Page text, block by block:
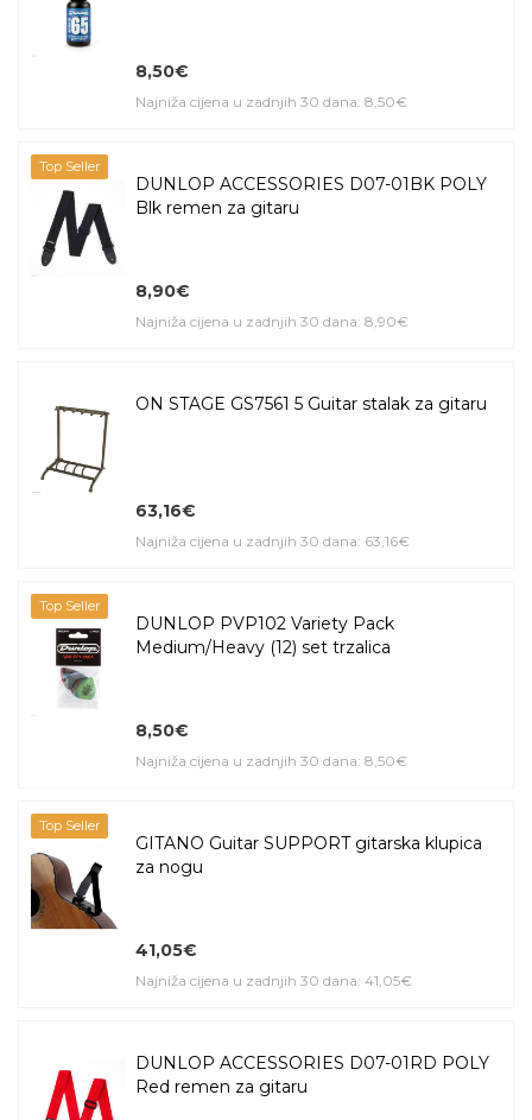
8,50€
Najniža cijena u zadnjih 30 dana: 8,50€
Top Seller
DUNLOP ACCESSORIES D07-01BK POLY
Blk remen za gitaru
8,90€
Najniža cijena u zadnjih 30 dana: 8,90€
ON STAGE GS7561 5 Guitar stalak za gitaru
63,16€
Najniža cijena u zadnjih 30 dana: 63,16€
Top Seller
DUNLOP PVP102 Variety Pack
Medium/Heavy (12) set trzalica
8,50€
Najniža cijena u zadnjih 30 dana: 8,50€
Top Seller
GITANO Guitar SUPPORT gitarska klupica
za nogu
41,05€
Najniža cijena u zadnjih 30 dana: 41,05€
DUNLOP ACCESSORIES D07-01RD POLY
Red remen za gitaru